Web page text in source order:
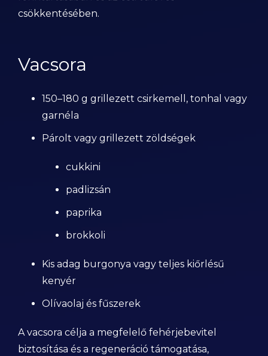
csökkentésében.
Vacsora
150–180 g grillezett csirkemell, tonhal vagy
garnéla
Párolt vagy grillezett zöldségek
cukkini
padlizsán
paprika
brokkoli
Kis adag burgonya vagy teljes kiőrlésű
kenyér
Olívaolaj és fűszerek
A vacsora célja a megfelelő fehérjebevitel
biztosítása és a regeneráció támogatása,